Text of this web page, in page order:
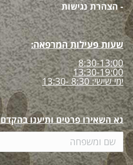
- הצהרת נגישות
שעות פעילות המרפאה:
8:30-13:00
13:30-19:00
ימי שישי: 8:30 -13:30
נא השאירו פרטים ותיענו בהקדם